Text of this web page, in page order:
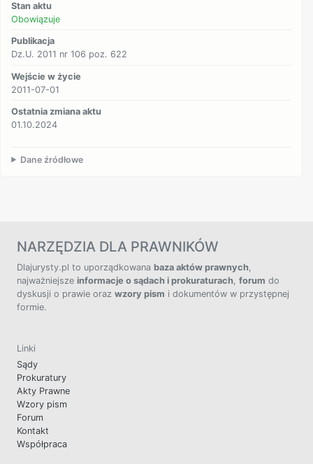
Stan aktu
Obowiązuje
Publikacja
Dz.U. 2011 nr 106 poz. 622
Wejście w życie
2011-07-01
Ostatnia zmiana aktu
01.10.2024
Dane źródłowe
NARZĘDZIA DLA PRAWNIKÓW
Dlajurysty.pl to uporządkowana baza aktów prawnych,
najważniejsze informacje o sądach i prokuraturach, forum do
dyskusji o prawie oraz wzory pism i dokumentów w przystępnej
formie.
Linki
Sądy
Prokuratury
Akty Prawne
Wzory pism
Forum
Kontakt
Współpraca